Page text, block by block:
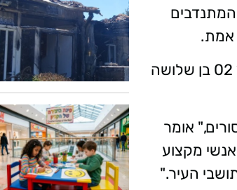
אמת.
המתנדבות והמתנדבים החדשים יזכו להכשרה מקצועית, ויעברו קורס חילוץ 02 בן שלושה
אומר
מקצוע
העיר."